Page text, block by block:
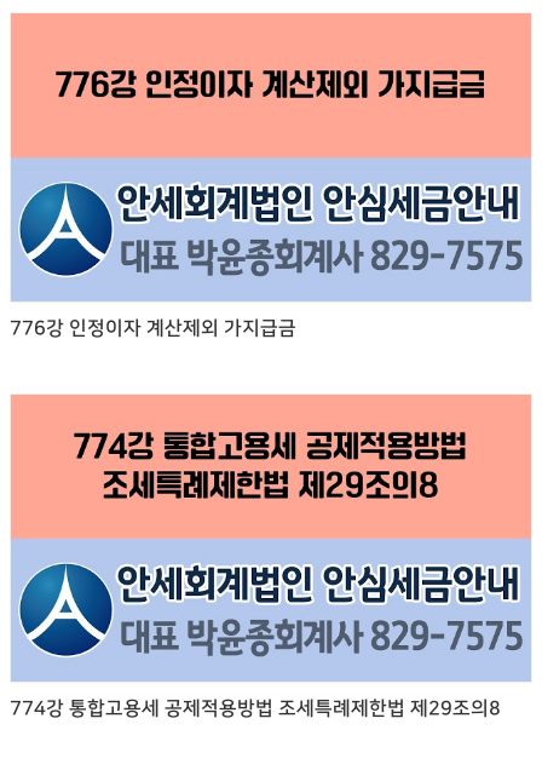
776강 인정이자 계산제외 가지급금
774강 통합고용세 공제적용방법 조세특례제한법 제29조의8